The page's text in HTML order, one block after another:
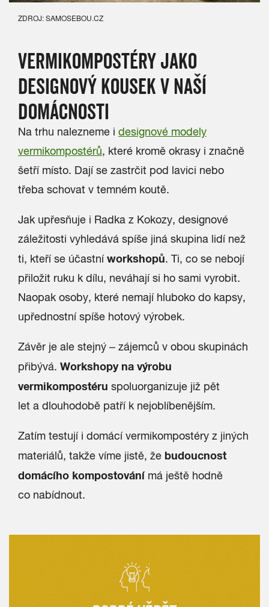
ZDROJ: SAMOSEBOU.CZ
VERMIKOMPOSTÉRY JAKO
DESIGNOVÝ KOUSEK V NAŠÍ
DOMÁCNOSTI
Na trhu nalezneme i designové modely
vermikompostérů, které kromě okrasy i značně
šetří místo. Dají se zastrčit pod lavici nebo
třeba schovat v temném koutě.
Jak upřesňuje i Radka z Kokozy, designové
záležitosti vyhledává spíše jiná skupina lidí než
ti, kteří se účastníworkshopů. Ti, co se nebojí
přiložit ruku k dílu, neváhají si ho sami vyrobit.
Naopak osoby, které nemají hluboko do kapsy,
upřednostní spíše hotový výrobek.
Závěr je ale stejný – zájemců v obou skupinách
přibývá. Workshopy na výrobu
vermikompostéru spoluorganizuje již pět
let a dlouhodobě patří k nejoblíbenějším.
Zatím testují i domácí vermikompostéry z jiných
materiálů, takže víme jistě, že budoucnost
domácího kompostování má ještě hodně
co nabídnout.